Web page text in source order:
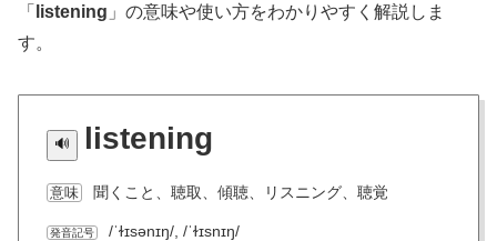
「 listening 」の意味や使い方をわかりやすく解説しま
す。
listening
意味 聞くこと、聴取、傾聴、リスニング、聴覚
発音記号 /ˈɫɪsənɪŋ/, /ˈɫɪsnɪŋ/